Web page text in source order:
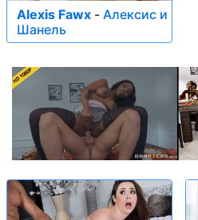
Alexis Fawx - Алексис и
Шанель